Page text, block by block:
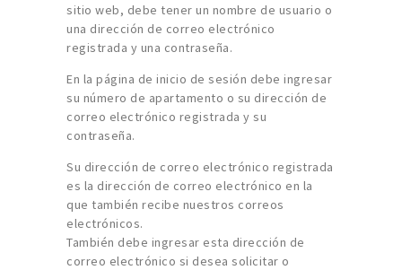
sitio web, debe tener un nombre de usuario o
una dirección de correo electrónico
registrada y una contraseña.
En la página de inicio de sesión debe ingresar
su número de apartamento o su dirección de
correo electrónico registrada y su
contraseña.
Su dirección de correo electrónico registrada
es la dirección de correo electrónico en la
que también recibe nuestros correos
electrónicos.
También debe ingresar esta dirección de
correo electrónico si desea solicitar o